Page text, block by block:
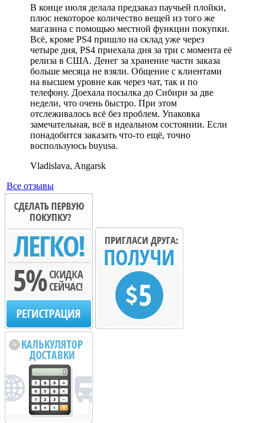
В конце июля делала предзаказ паучьей плойки,
плюс некоторое количество вещей из того же
магазина с помощью местной функции покупки.
Всё, кроме PS4 пришло на склад уже через
четыре дня, PS4 приехала дня за три с момента её
релиза в США. Денег за хранение части заказа
больше месяца не взяли. Общение с клиентами
на высшем уровне как через чат, так и по
телефону. Доехала посылка до Сибири за две
недели, что очень быстро. При этом
отслеживалось всё без проблем. Упаковка
замечательная, всё в идеальном состоянии. Если
понадобится заказать что-то ещё, точно
воспользуюсь buyusa.
Vladislava, Angarsk
Все отзывы